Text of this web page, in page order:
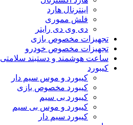
اینترنال هارد
فلش مموری
دی وی دی رایتر
تجهیزات مخصوص بازی
تجهیزات مخصوص خودرو
ساعت هوشمند و دستبند سلامتی
کیبورد
کیبورد و موس سیم دار
کیبورد مخصوص بازی
کیبورد بی سیم
کیبورد و موس بی سیم
کیبورد سیم دار